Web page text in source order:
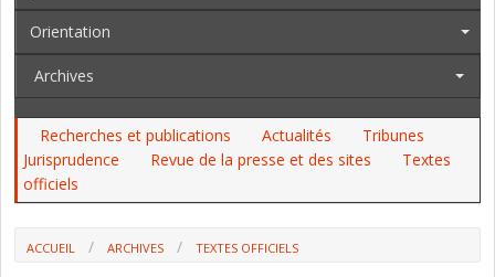
Orientation
Archives
Recherches et publications Actualités
Tribunes
Jurisprudence
Revue de la presse et des sites
Textes
officiels
ACCUEIL ARCHIVES
TEXTES OFFICIELS